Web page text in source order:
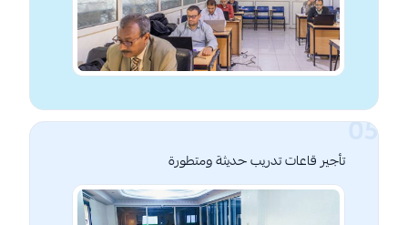
تأجير قاعات تدريب حديثة ومتطورة